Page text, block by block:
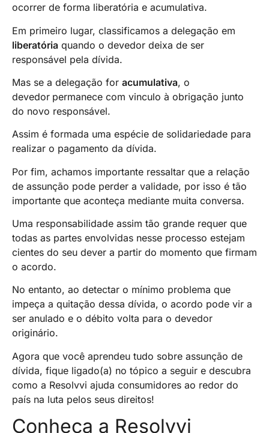
ocorrer de forma liberatória e acumulativa.
Em primeiro lugar, classificamos a delegação em
liberatória quando o devedor deixa de ser
responsável pela dívida.
Mas se a delegação for acumulativa, o
devedor permanece com vinculo à obrigação junto
do novo responsável.
Assim é formada uma espécie de solidariedade para
realizar o pagamento da dívida.
Por fim, achamos importante ressaltar que a relação
de assunção pode perder a validade, por isso é tão
importante que aconteça mediante muita conversa.
Uma responsabilidade assim tão grande requer que
todas as partes envolvidas nesse processo estejam
cientes do seu dever a partir do momento que firmam
o acordo.
No entanto, ao detectar o mínimo problema que
impeça a quitação dessa dívida, o acordo pode vir a
ser anulado e o débito volta para o devedor
originário.
Agora que você aprendeu tudo sobre assunção de
dívida, fique ligado(a) no tópico a seguir e descubra
como a Resolvvi ajuda consumidores ao redor do
país na luta pelos seus direitos!
Conheça a Resolvvi